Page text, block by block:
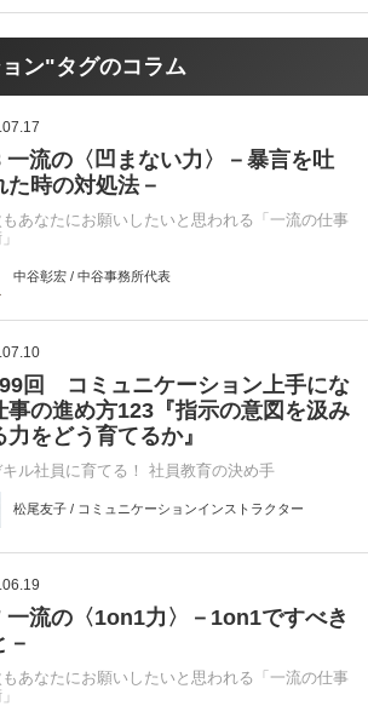
ン"タグのコラム
一流の〈凹まない力〉－暴言を吐
た時の対処法－
もあなたにお願いしたいと思われる「一流の仕事
中谷彰宏 / 中谷事務所代表
回 コミュニケーション上手にな
事の進め方123『指示の意図を汲み
力をどう育てるか』
キル社員に育てる！ 社員教育の決め手
松尾友子 / コミュニケーションインストラクター
一流の〈1on1力〉－1on1ですべき
－
もあなたにお願いしたいと思われる「一流の仕事